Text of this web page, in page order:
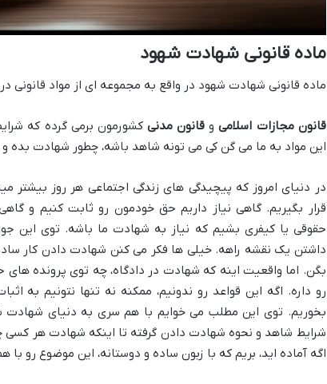
ماده قانونی شهادت شهود
ماده قانونی شهادت شهود در واقع به مجموعه ای از مواد قانونی در
قانون مجازات اسلامیو قانون مدنی کشورمون برمی گرده که
این مواد به ما می گن کی می تونه شاهد باشه، چطور شهادت بده
در دنیای امروز که پیچیدگی های زندگی اجتماعی هر روز
قرار بگیریم. گاهی نیاز داریم حق خودمون رو ثابت کنیم و
حقوقی یا کیفری بشیم که نیاز به شهادت ما باشه. توی این
داشتن یک نقشه راهه. خیلی ها فکر می کنن شهادت دادن کار
بگن. اما واقعیت اینه که شهادت در دادگاه، چه توی پرونده
رو داره. اگه این قواعد رو ندونیم، ممکنه نه تنها نتونیم
بخوریم. توی این مطلب می خوایم با هم سری به دنیای شهادت
شرایط شاهد و نحوه شهادت دادن گرفته تا اینکه شهادت هر
اگه آماده اید، بریم که با زبون ساده و دوستانه، این موضوع رو با